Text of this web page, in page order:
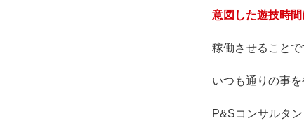
意図した遊技時間
稼働させることで
いつも通りの事
P&Sコンサルタ